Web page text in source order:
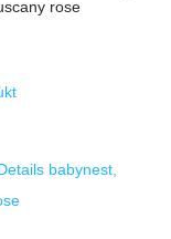
rose